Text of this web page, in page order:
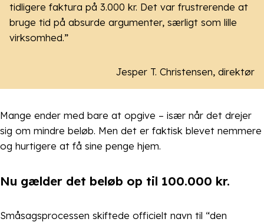
tidligere faktura på 3.000 kr. Det var frustrerende at
bruge tid på absurde argumenter, særligt som lille
virksomhed.”
Jesper T. Christensen, direktør
Mange ender med bare at opgive – især når det drejer
sig om mindre beløb. Men det er faktisk blevet nemmere
og hurtigere at få sine penge hjem.
Nu gælder det beløb op til 100.000 kr.
Småsagsprocessen skiftede officielt navn til “den